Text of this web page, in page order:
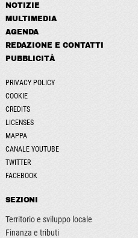
NOTIZIE
MULTIMEDIA
AGENDA
REDAZIONE E CONTATTI
PUBBLICITÀ
PRIVACY POLICY
COOKIE
CREDITS
LICENSES
MAPPA
CANALE YOUTUBE
TWITTER
FACEBOOK
SEZIONI
Territorio e sviluppo locale
Finanza e tributi